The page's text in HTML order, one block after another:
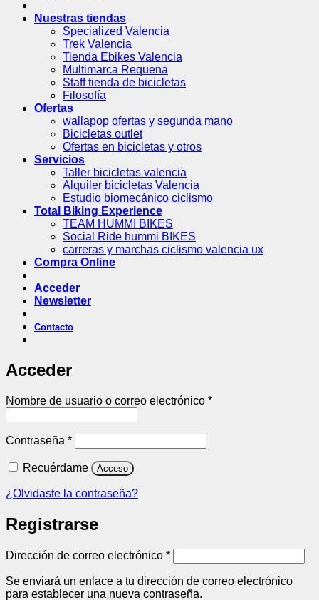
Nuestras tiendas
Specialized Valencia
Trek Valencia
Tienda Ebikes Valencia
Multimarca Requena
Staff tienda de bicicletas
Filosofía
Ofertas
wallapop ofertas y segunda mano
Bicicletas outlet
Ofertas en bicicletas y otros
Servicios
Taller bicicletas valencia
Alquiler bicicletas Valencia
Estudio biomecánico ciclismo
Total Biking Experience
TEAM HUMMI BIKES
Social Ride hummi BIKES
carreras y marchas ciclismo valencia ux
Compra Online
Acceder
Newsletter
Contacto
Acceder
Nombre de usuario o correo electrónico *Obligatorio
Contraseña *Obligatorio
Recuérdame Acceso
¿Olvidaste la contraseña?
Registrarse
Dirección de correo electrónico *Obligatorio
Se enviará un enlace a tu dirección de correo electrónico
para establecer una nueva contraseña.